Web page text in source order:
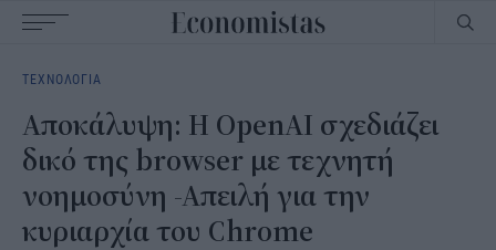
navigation
ΤΕΧΝΟΛΟΓΙΑ
Αποκάλυψη: Η OpenAI σχεδιάζει
δικό της browser με τεχνητή
νοημοσύνη -Απειλή για την
κυριαρχία του Chrome